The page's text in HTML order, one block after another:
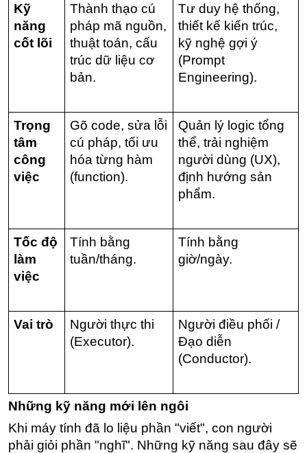
Kỹ
năng
cốt lõi
Thành thạo cú
pháp mã nguồn,
thuật toán, cấu
trúc dữ liệu cơ
bản.
Tư duy hệ thống,
thiết kế kiến trúc,
kỹ nghệ gợi ý
(Prompt
Engineering).
Trọng
tâm
công
việc
Gõ code, sửa lỗi
cú pháp, tối ưu
hóa từng hàm
(function).
Quản lý logic tổng
thể, trải nghiệm
người dùng (UX),
định hướng sản
phẩm.
Tốc độ
làm
việc
Tính bằng
tuần/tháng.
Tính bằng
giờ/ngày.
Vai trò
Người thực thi
(Executor).
Người điều phối /
Đạo diễn
(Conductor).
Những kỹ năng mới lên ngôi
Khi máy tính đã lo liệu phần "viết", con người
phải giỏi phần "nghĩ". Những kỹ năng sau đây sẽ